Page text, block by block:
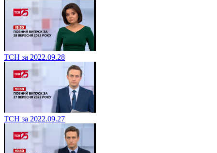
ТСН за 2022.09.28
ТСН за 2022.09.27